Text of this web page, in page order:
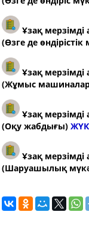
Ұзақ
(Өзге де
Ұзақ
(Жұмыс
Ұзақ
(Оқу жабдығы)
Ұзақ
(Шаруашылық